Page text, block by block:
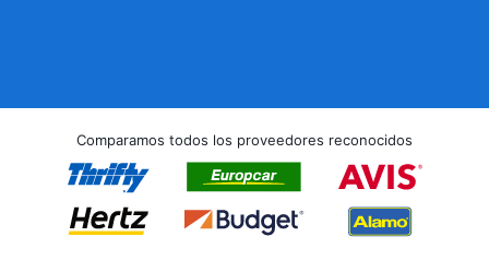
Comparamos todos los proveedores reconocidos